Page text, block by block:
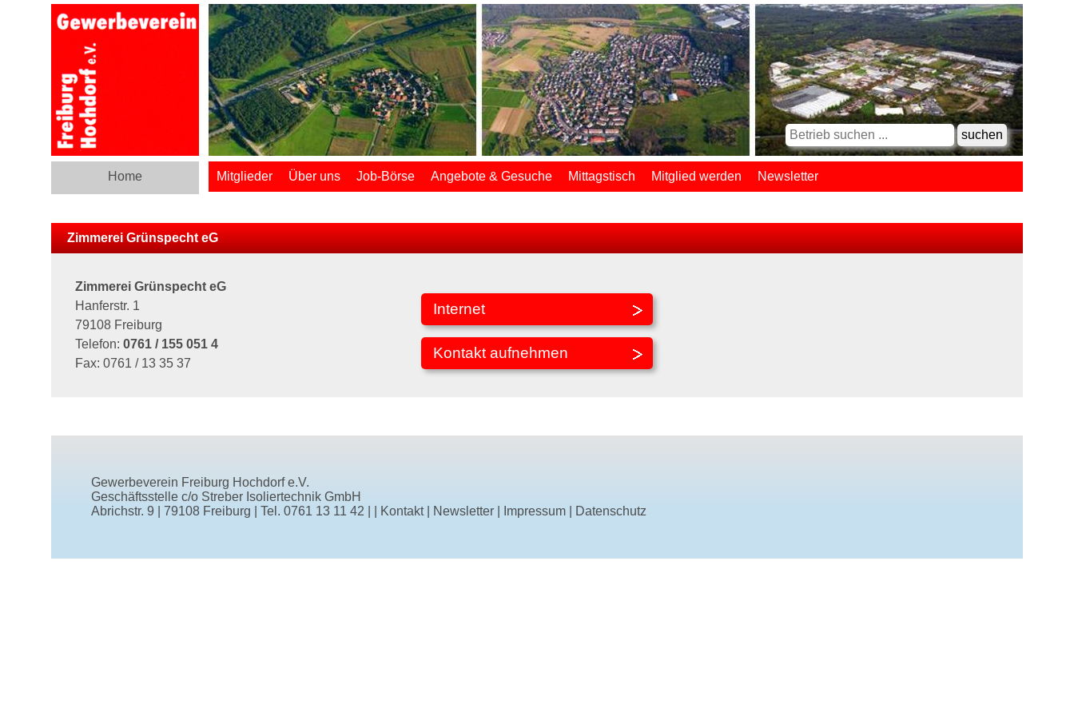
Home Mitglieder Über uns Job-Börse Angebote & Gesuche Mittagstisch Mitglied werden Newsletter
Zimmerei Grünspecht eG
Zimmerei Grünspecht eG
Hanferstr. 1
79108 Freiburg
Telefon: 0761 / 155 051 4
Fax: 0761 / 13 35 37
Internet
Kontakt aufnehmen
Gewerbeverein Freiburg Hochdorf e.V.
Geschäftsstelle c/o Streber Isoliertechnik GmbH
Abrichstr. 9
79108 Freiburg Tel. 0761 13 11 42 Kontakt Newsletter Impressum Datenschutz